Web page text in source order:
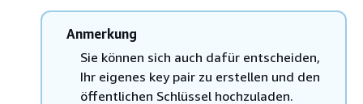
Anmerkung
Sie können sich auch dafür entscheiden,
Ihr eigenes key pair zu erstellen und den
öffentlichen Schlüssel hochzuladen.